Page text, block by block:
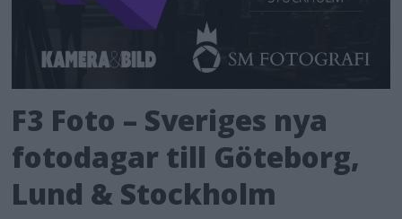
F3 Foto – Sveriges nya
fotodagar till Göteborg,
Lund & Stockholm